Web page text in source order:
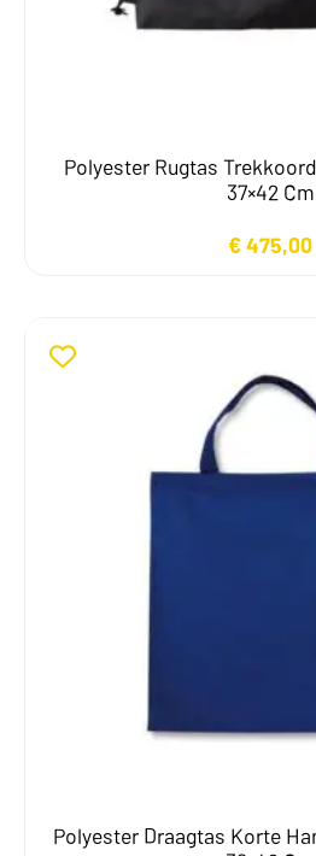
Polyester Rugtas
37×42 Cm
€475,00
Polyester Draagtas Korte